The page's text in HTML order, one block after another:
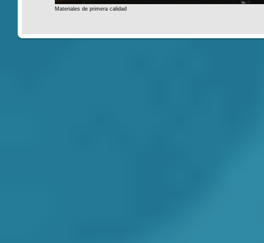
Materiales de primera calidad